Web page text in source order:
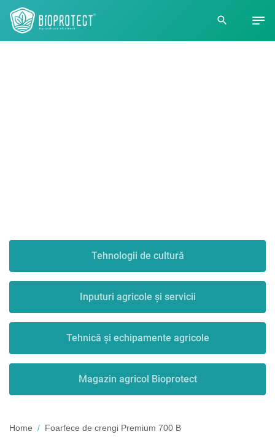
Tehnologii de cultură
Inputuri agricole și servicii
Tehnică și echipamente agricole
Magazin agricol Bioprotect
Home Foarfece de crengi Premium 700 B